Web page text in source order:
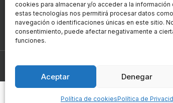
cookies para almacenar y/o acceder a la
estas tecnologías nos permitirá procesar datos
navegación o identificaciones únicas en este sitio.
consentimiento, puede afectar negativamente a
funciones.
Aceptar Denegar
Política de cookiesPolítica de
Horario: de lunes a viernes de 9:00h.
14:00h.
© Copyright - 2018-2026